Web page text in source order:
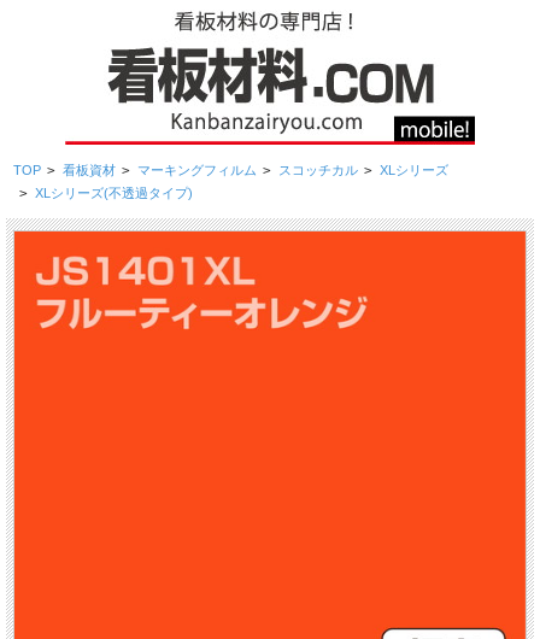
TOP > 看板資材 > マーキングフィルム > スコッチカル > XLシリーズ
> XLシリーズ(不透過タイプ)